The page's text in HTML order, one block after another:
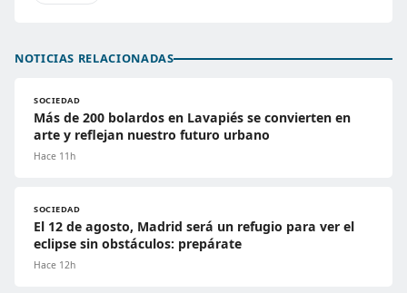
NOTICIAS RELACIONADAS
SOCIEDAD
Más de 200 bolardos en Lavapiés se convierten en
arte y reflejan nuestro futuro urbano
Hace 11h
SOCIEDAD
El 12 de agosto, Madrid será un refugio para ver el
eclipse sin obstáculos: prepárate
Hace 12h